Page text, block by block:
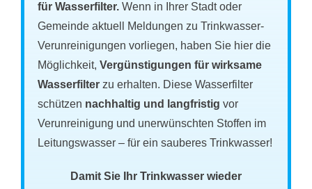
für Wasserfilter.Wenn in Ihrer Stadt oder
Gemeinde aktuell Meldungen zu Trinkwasser-
Verunreinigungen vorliegen, haben Sie hier die
Möglichkeit,Vergünstigungen für wirksame
Wasserfilter zu erhalten. Diese Wasserfilter
schützen nachhaltig und langfristig vor
Verunreinigung und unerwünschten Stoffen im
Leitungswasser – für ein sauberes Trinkwasser!
Damit Sie Ihr Trinkwasser wieder